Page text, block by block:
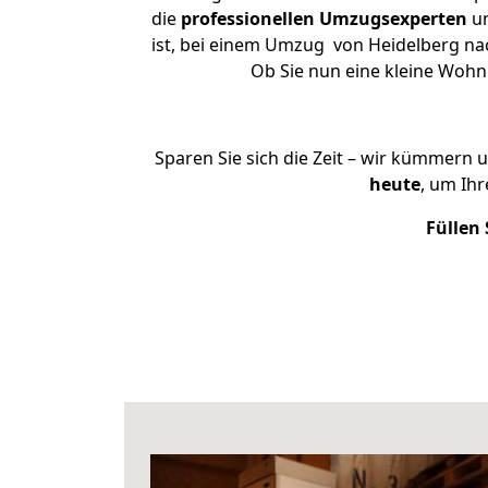
die professionellen Umzugsexperten
ist, bei einem Umzug von Heidelberg
Ob Sie nun eine kleine
Sparen Sie sich die Zeit – wir
heute, um
Füllen